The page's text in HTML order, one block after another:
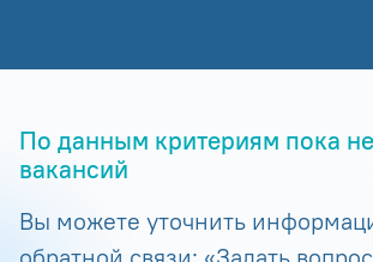
По данным критериям пока
вакансий
Вы можете уточнить